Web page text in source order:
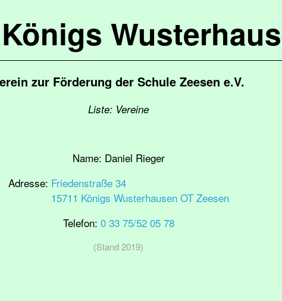
zur Förderung der Schule Zeesen e.V.
Liste: Vereine
Name: Daniel Rieger
Adresse: Friedenstraße 34
15711 Königs Wusterhausen OT Zeesen
Telefon: 0 33 75/52 05 78
(Stand 2019)